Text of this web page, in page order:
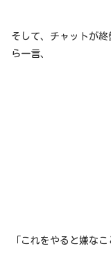
そして、チャットが
ら一言、
「これをやると嫌な